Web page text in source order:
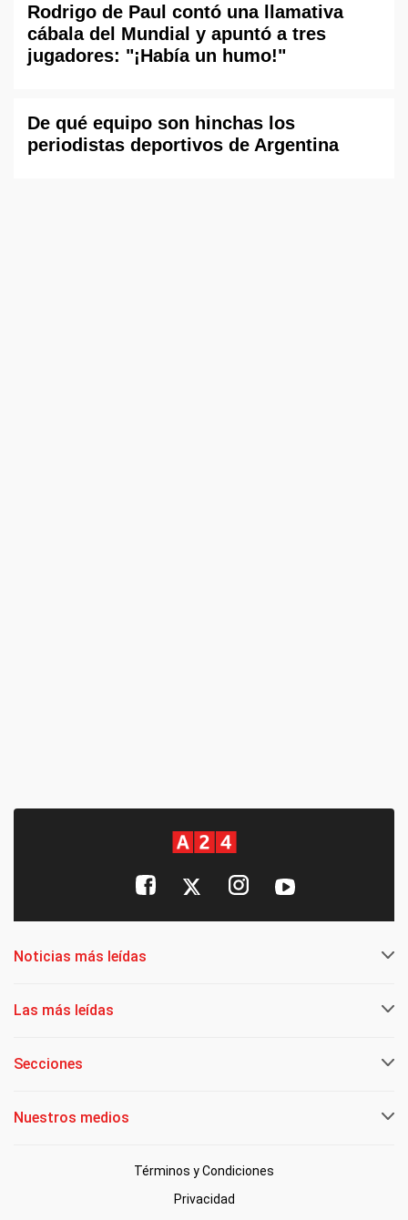
Rodrigo de Paul contó una llamativa
cábala del Mundial y apuntó a tres
jugadores: "¡Había un humo!"
De qué equipo son hinchas los
periodistas deportivos de Argentina
Noticias más leídas
Las más leídas
Secciones
Nuestros medios
Términos y Condiciones
Privacidad